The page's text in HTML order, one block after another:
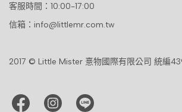
客服時間：10:00-17:00
信箱：info@littlemr.com.tw
2017 © Little Mister 憙物國際有限公司 統編